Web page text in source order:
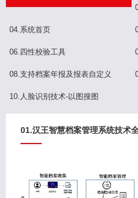
04.系统首页
06.四性校验工具
08.支持档案年报及报表自定义
10.人脸识别技术-以图搜图
01.汉王智慧档案管理系统技术